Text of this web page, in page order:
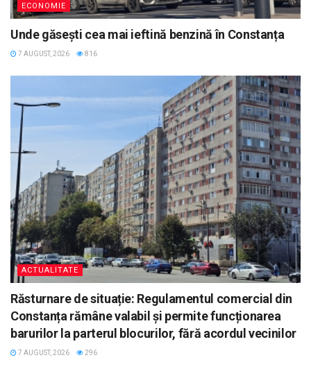
ECONOMIE
Unde găsești cea mai ieftină benzină în Constanța
7 AUGUST, 2026 816
ACTUALITATE
Răsturnare de situație: Regulamentul comercial din
Constanța rămâne valabil și permite funcționarea
barurilor la parterul blocurilor, fără acordul vecinilor
7 AUGUST, 2026 296